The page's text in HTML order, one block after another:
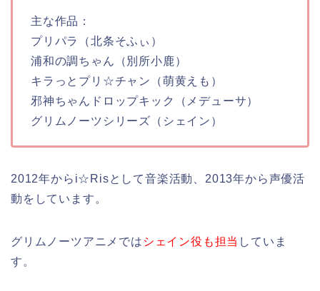
主な作品：
プリパラ（北条そふぃ）
浦和の調ちゃん（別所小鹿）
キラっとプリ☆チャン（萌黄えも）
邪神ちゃんドロップキック（メデューサ）
グリムノーツシリーズ（シェイン）
2012年からi☆Risとして音楽活動、2013年から声優活
動をしています。
グリムノーツアニメでは シェイン役も担当 していま
す。